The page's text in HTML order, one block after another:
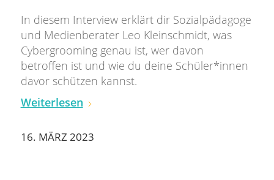
In diesem Interview erklärt dir Sozialpädagoge
und Medienberater Leo Kleinschmidt, was
Cybergrooming genau ist, wer davon
betroffen ist und wie du deine Schüler*innen
davor schützen kannst.
Weiterlesen
16. MÄRZ 2023